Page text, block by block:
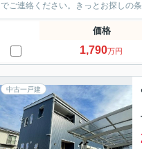
でご連絡ください。きっとお探しの
価格
1,790万円
中古一戸建